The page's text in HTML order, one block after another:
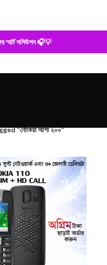
স্মার্ট সলিউশন 🎧💡
“নোকিয়া আশা ২০০”